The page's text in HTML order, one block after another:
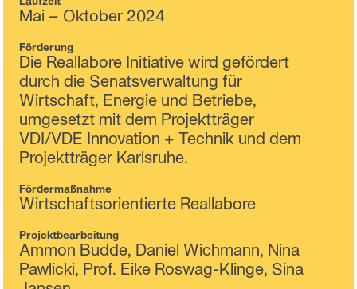
Mai – Oktober 2024
Förderung
Die Reallabore Initiative wird gefördert
durch die Senatsverwaltung für
Wirtschaft, Energie und Betriebe,
umgesetzt mit dem Projektträger
VDI/VDE Innovation + Technik und dem
Projektträger Karlsruhe.
Fördermaßnahme
Wirtschaftsorientierte Reallabore
Projektbearbeitung
Ammon Budde, Daniel Wichmann, Nina
Pawlicki, Prof. Eike Roswag-Klinge, Sina